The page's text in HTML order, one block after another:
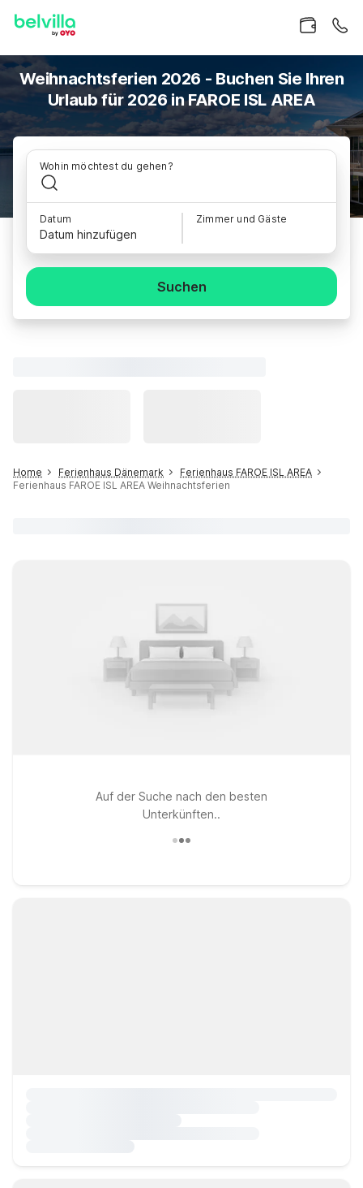
Weihnachtsferien 2026 - Buchen Sie Ihren
Urlaub für 2026 in FAROE ISL AREA
Wohin möchtest du gehen?
Datum
Datum hinzufügen
Zimmer und Gäste
Suchen
Home Ferienhaus Dänemark
Ferienhaus FAROE ISL AREA
Ferienhaus FAROE ISL AREA Weihnachtsferien
Auf der Suche nach den besten
Unterkünften..